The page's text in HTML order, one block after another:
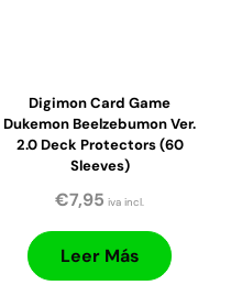
Digimon Card Game
Dukemon Beelzebumon Ver.
2.0 Deck Protectors (60
Sleeves)
€7,95 iva incl.
Leer Más